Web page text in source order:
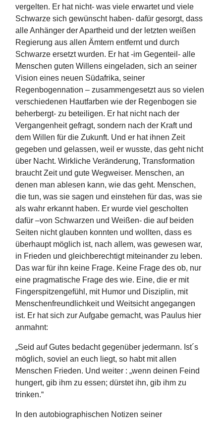
vergelten. Er hat nicht- was viele erwartet und viele
Schwarze sich gewünscht haben- dafür gesorgt, dass
alle Anhänger der Apartheid und der letzten weißen
Regierung aus allen Ämtern entfernt und durch
Schwarze ersetzt wurden. Er hat -im Gegenteil- alle
Menschen guten Willens eingeladen, sich an seiner
Vision eines neuen Südafrika, seiner
Regenbogennation – zusammengesetzt aus so vielen
verschiedenen Hautfarben wie der Regenbogen sie
beherbergt- zu beteiligen. Er hat nicht nach der
Vergangenheit gefragt, sondern nach der Kraft und
dem Willen für die Zukunft. Und er hat ihnen Zeit
gegeben und gelassen, weil er wusste, das geht nicht
über Nacht. Wirkliche Veränderung, Transformation
braucht Zeit und gute Wegweiser. Menschen, an
denen man ablesen kann, wie das geht. Menschen,
die tun, was sie sagen und einstehen für das, was sie
als wahr erkannt haben. Er wurde viel gescholten
dafür –von Schwarzen und Weißen- die auf beiden
Seiten nicht glauben konnten und wollten, dass es
überhaupt möglich ist, nach allem, was gewesen war,
in Frieden und gleichberechtigt miteinander zu leben.
Das war für ihn keine Frage. Keine Frage des ob, nur
eine pragmatische Frage des wie. Eine, die er mit
Fingerspitzengefühl, mit Humor und Disziplin, mit
Menschenfreundlichkeit und Weitsicht angegangen
ist. Er hat sich zur Aufgabe gemacht, was Paulus hier
anmahnt:
„Seid auf Gutes bedacht gegenüber jedermann. Ist´s
möglich, soviel an euch liegt, so habt mit allen
Menschen Frieden. Und weiter : „wenn deinen Feind
hungert, gib ihm zu essen; dürstet ihn, gib ihm zu
trinken.“
In den autobiographischen Notizen seiner